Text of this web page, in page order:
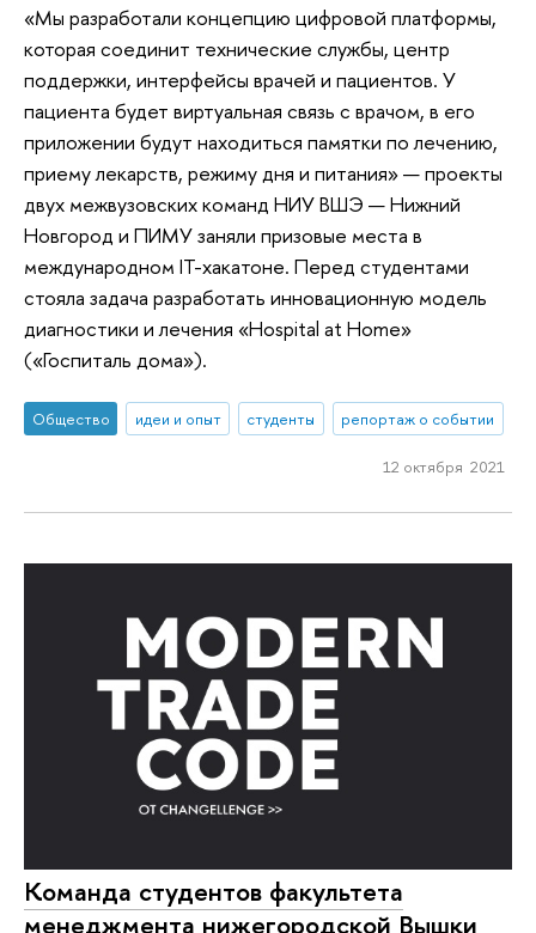
«Мы разработали концепцию цифровой платформы,
которая соединит технические службы, центр
поддержки, интерфейсы врачей и пациентов. У
пациента будет виртуальная связь с врачом, в его
приложении будут находиться памятки по лечению,
приему лекарств, режиму дня и питания» — проекты
двух межвузовских команд НИУ ВШЭ — Нижний
Новгород и ПИМУ заняли призовые места в
международном IT-хакатоне. Перед студентами
стояла задача разработать инновационную модель
диагностики и лечения «Hospital at Home»
(«Госпиталь дома»).
Общество идеи и опыт студенты репортаж о событии
12 октября 2021
Команда студентов факультета
менеджмента нижегородской Вышки